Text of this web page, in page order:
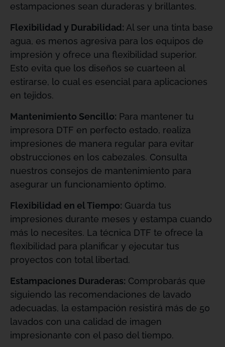
estampaciones sean duraderas y brillantes.
Flexibilidad y Durabilidad: Al ser una tinta base
agua, es menos agresiva para los equipos de
impresión y ofrece una flexibilidad superior.
Esto evita que los diseños se cuarteen al
estirarse, lo cual es esencial para aplicaciones
en tejidos.
Mantenimiento Sencillo: Para mantener tu
impresora DTF en perfecto estado, realiza
impresiones de manera regular para evitar
obstrucciones en los cabezales. Consulta
nuestros consejos de mantenimiento para
asegurar un funcionamiento óptimo.
Flexibilidad en el Tiempo: Guarda tus
impresiones durante meses y estampa cuando
más lo necesites. La técnica DTF te ofrece la
flexibilidad para planificar y ejecutar tus
proyectos con total libertad.
Estampaciones Duraderas: Comprobarás que
siguiendo las recomendaciones de lavado
adecuadas, la estampación resistirá más de 50
lavados con una calidad de imagen
impresionante con el paso del tiempo.